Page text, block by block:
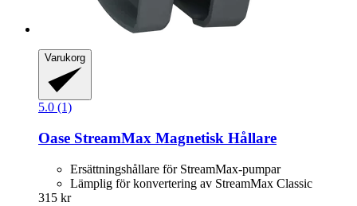
Varukorg
5.0 (1)
Oase StreamMax Magnetisk Hållare
Ersättningshållare för StreamMax-pumpar
Lämplig för konvertering av StreamMax Classic
315 kr